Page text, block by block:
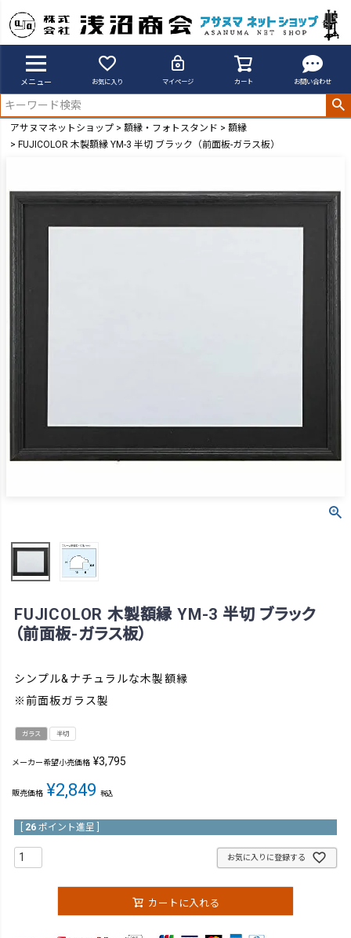
メニュー お気に入り マイページ カート お問い合わせ
アサヌマネットショップ 額縁・フォトスタンド
額縁
FUJICOLOR 木製額縁 YM-3 半切 ブラック（前面板-ガラス板）
FUJICOLOR 木製額縁 YM-3 半切 ブラック
（前面板-ガラス板）
シンプル&ナチュラルな木製額縁
※前面板ガラス製
ガラス 半切
メーカー希望小売価格 ¥3,795
販売価格 ¥2,849 税込
26 ポイント進呈 ]
お気に入りに登録する
カートに入れる